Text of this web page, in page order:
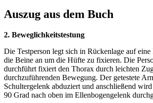
Auszug aus dem Buch
2. Beweglichkeitstestung
Die Testperson legt sich in Rückenlage auf
die Beine an um die Hüfte zu fixieren. Die
durchführt fixiert den Thorax durch leichten
durchzuführenden Bewegung. Der getestete
Schultergelenk abduziert und anschließend
90 Grad nach oben im Ellenbogengelenk